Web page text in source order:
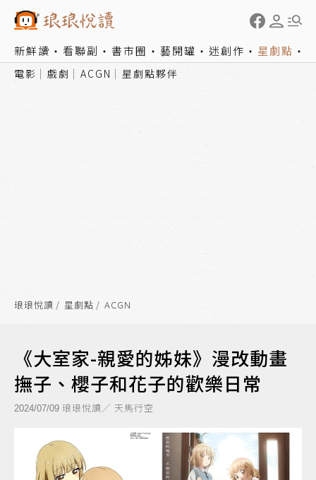
新鮮讀 看聯副 書市圈 藝開罐 迷創作 星劇點
電影 戲劇 ACGN 星劇點夥伴
琅琅悅讀 星劇點 ACGN
《大室家-親愛的姊妹》漫改動畫
撫子、櫻子和花子的歡樂日常
2024/07/09 琅琅悅讀／ 天馬行空